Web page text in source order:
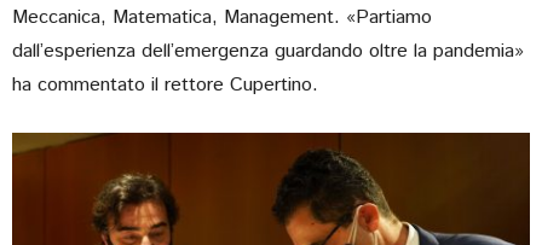
Meccanica, Matematica, Management. «Partiamo
dall’esperienza dell’emergenza guardando oltre la pandemia»
ha commentato il rettore Cupertino.